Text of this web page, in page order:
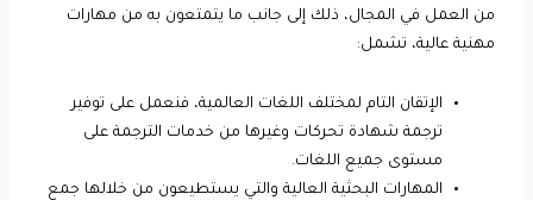
من العمل في المجال، ذلك إلى جانب ما يتمتعون به من مهارات
مهنية عالية، تشمل:
الإتقان التام لمختلف اللغات العالمية، فنعمل على توفير
ترجمة شهادة تحركات وغيرها من خدمات الترجمة على
مستوى جميع اللغات.
المهارات البحثية العالية والتي يستطيعون من خلالها جمع